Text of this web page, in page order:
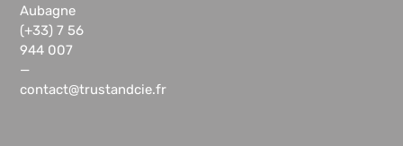
Aubagne
(+33) 7 56
944 007
—
contact@trustandcie.fr